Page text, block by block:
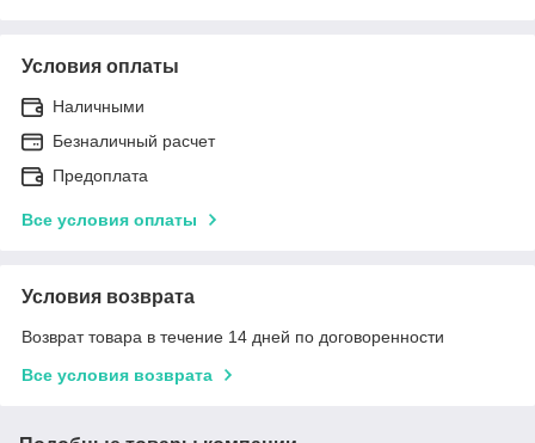
Условия оплаты
Наличными
Безналичный расчет
Предоплата
Все условия оплаты
Условия возврата
Возврат товара в течение 14 дней по договоренности
Все условия возврата